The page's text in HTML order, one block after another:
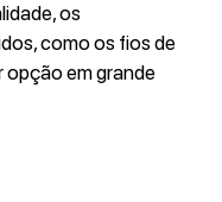
os
como os fios de
opção em grande